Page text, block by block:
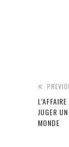
JUGER
MONDE